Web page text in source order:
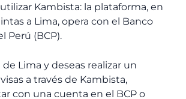
Kambista: la plataforma, en
a Lima, opera con el Banco
Perú (BCP).
de Lima y deseas realizar un
a través de Kambista,
con una cuenta en el BCP o